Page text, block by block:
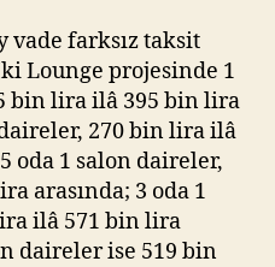
vade farksız taksit
Lounge projesinde 1
bin lira ilâ 395 bin lira
270 bin lira ilâ
oda 1 salon daireler,
arasında; 3 oda 1
ilâ 571 bin lira
daireler ise 519 bin